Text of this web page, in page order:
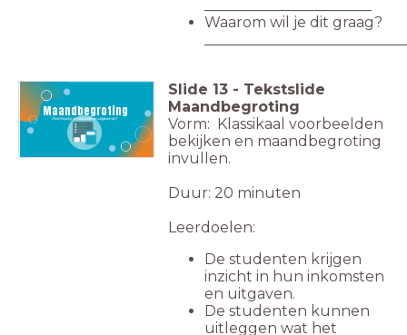
Waarom wil je dit graag?
Maandbegroting
(Hoe) houd jij je inkomsten en uitgaven bij?
Slide 13 - Tekstslide
Maandbegroting
Vorm: Klassikaal voorbeelden
bekijken en maandbegroting
invullen.
Duur: 20 minuten
Leerdoelen:
De studenten krijgen
inzicht in hun inkomsten
en uitgaven.
De studenten kunnen
uitleggen wat het